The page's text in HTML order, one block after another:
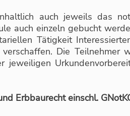
auch jeweils das
auch einzeln gebucht
Tätigkeit
Die Teilnehmer
Erbbaurecht einschl.